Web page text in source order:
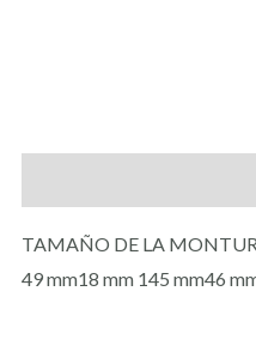
TAMAÑO DE LA
49 mm18 mm 145 mm46